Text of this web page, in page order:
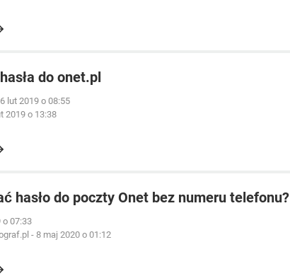
do onet.pl
6 lut 2019 o 08:55
2019 o 13:38
hasło do poczty Onet bez numeru telefonu?
o 07:33
- 8 maj 2020 o 01:12